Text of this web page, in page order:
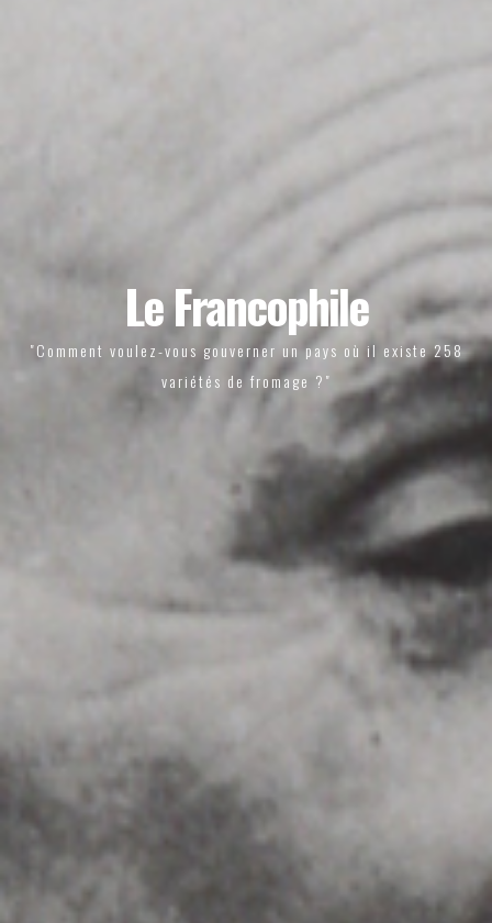
Le Francophile
"Comment voulez-vous gouverner un pays où il existe 258
variétés de fromage ?"